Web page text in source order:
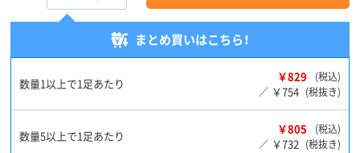
まとめ買いはこちら！
数量1以上で1足あたり ￥829
(税込)
／ ￥754 (税抜き)
数量5以上で1足あたり ￥805
(税込)
／ ￥732 (税抜き)